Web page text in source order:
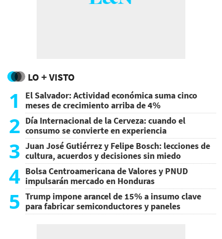
LO + VISTO
1
El Salvador: Actividad económica suma cinco
meses de crecimiento arriba de 4%
2 Día Internacional de la Cerveza: cuando el
consumo se convierte en experiencia
3 Juan José Gutiérrez y Felipe Bosch: lecciones de
cultura, acuerdos y decisiones sin miedo
4 Bolsa Centroamericana de Valores y PNUD
impulsarán mercado en Honduras
5 Trump impone arancel de 15% a insumo clave
para fabricar semiconductores y paneles